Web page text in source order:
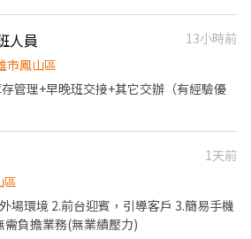
盤點貨品存量及撰寫當日業務報表。
人員
13小時前
市鳳山區
管理+早晚班交接+其它交辦（有經驗優
1天前
區
場環境 2.前台迎賓，引導客戶 3.簡易手機
需負擔業務(無業績壓力)